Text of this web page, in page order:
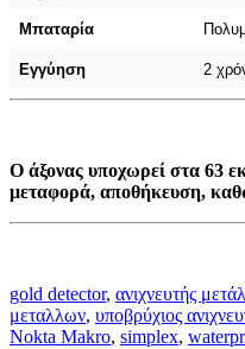
Μπαταρία
Εγγύηση 2
Ο άξονας υποχωρεί στα 63
μεταφορά, αποθήκευση,
gold detector, ανιχνευτής
μεταλλων, υποβρύχιος
Nokta Makro, simplex,